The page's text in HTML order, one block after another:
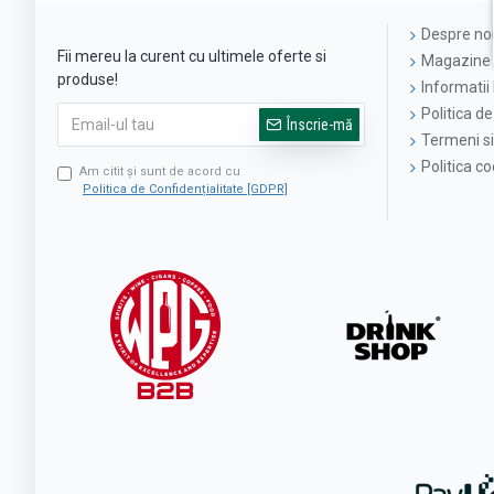
Fii mereu la curent cu ultimele oferte si
produse!
Înscrie-mă
Am citit şi sunt de acord cu
Politica de Confidențialitate [GDPR]
Despre noi
Informatii
Politica
Termeni
Politica